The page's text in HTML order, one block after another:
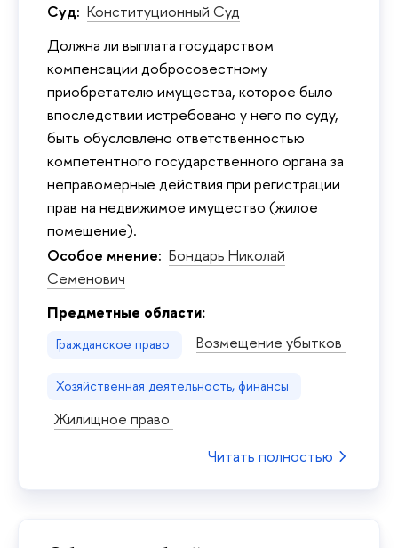
Суд: Конституционный Суд
Должна ли выплата государством
компенсации добросовестному
приобретателю имущества, которое было
впоследствии истребовано у него по суду,
быть обусловлено ответственностью
компетентного государственного органа за
неправомерные действия при регистрации
прав на недвижимое имущество (жилое
помещение).
Особое мнение: Бондарь Николай
Семенович
Предметные области:
Гражданское право Возмещение убытков
Хозяйственная деятельность, финансы
Жилищное право
Читать полностью